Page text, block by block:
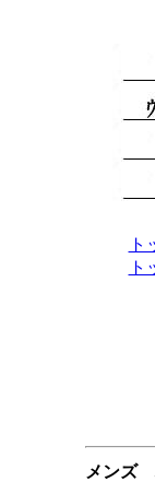
ト
ト
メンズ